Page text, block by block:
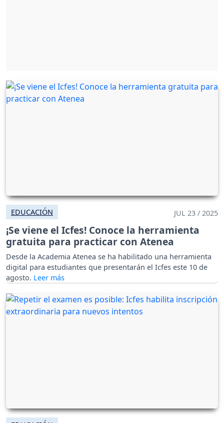
EDUCACIÓN JUL 23 / 2025
¡Se viene el Icfes! Conoce la herramienta
gratuita para practicar con Atenea
Desde la Academia Atenea se ha habilitado una herramienta
digital para estudiantes que presentarán el Icfes este 10 de
agosto.